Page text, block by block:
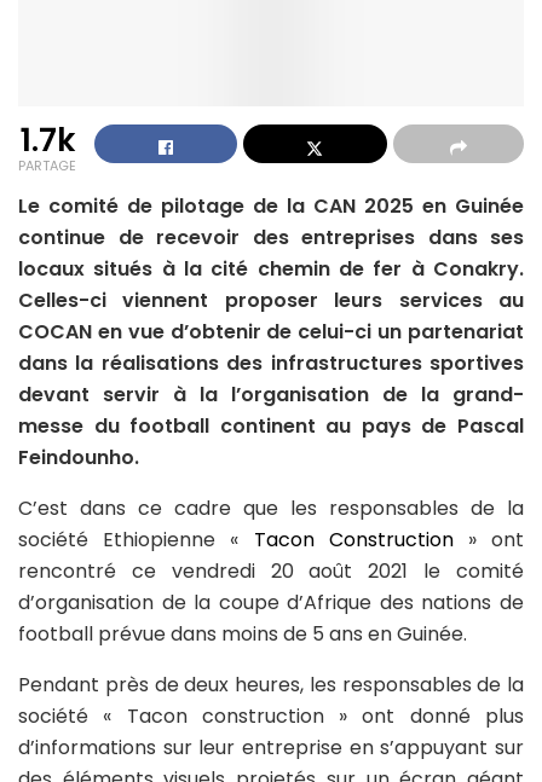
1.7k
PARTAGE
Le comité de pilotage de la CAN 2025 en Guinée
continue de recevoir des entreprises dans ses
locaux situés à la cité chemin de fer à Conakry.
Celles-ci viennent proposer leurs services au
COCAN en vue d’obtenir de celui-ci un partenariat
dans la réalisations des infrastructures sportives
devant servir à la l’organisation de la grand-
messe du football continent au pays de Pascal
Feindounho.
C’est dans ce cadre que les responsables de la
société Ethiopienne « Tacon Construction» ont
rencontré ce vendredi 20 août 2021 le comité
d’organisation de la coupe d’Afrique des nations de
football prévue dans moins de 5 ans en Guinée.
Pendant près de deux heures, les responsables de la
société « Tacon construction » ont donné plus
d’informations sur leur entreprise en s’appuyant sur